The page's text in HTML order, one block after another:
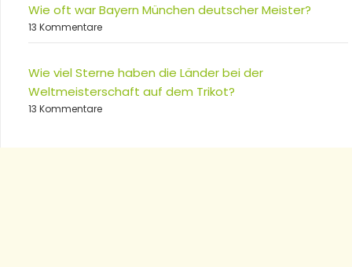
Wie oft war Bayern München deutscher Meister?
13 Kommentare
Wie viel Sterne haben die Länder bei der
Weltmeisterschaft auf dem Trikot?
13 Kommentare